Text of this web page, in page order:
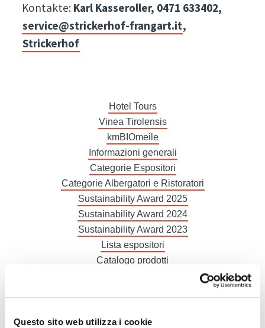
Questo sito web utilizza i cookie
Kontakte: Karl Kasseroller, 0471 633402,
service@strickerhof-frangart.it,
Strickerhof
Hotel Tours
Vinea Tirolensis
kmBIOmeile
Informazioni generali
Categorie Espositori
Categorie Albergatori e Ristoratori
Sustainability Award 2025
Sustainability Award 2024
Sustainability Award 2023
Lista espositori
Catalogo prodotti
Alberghi